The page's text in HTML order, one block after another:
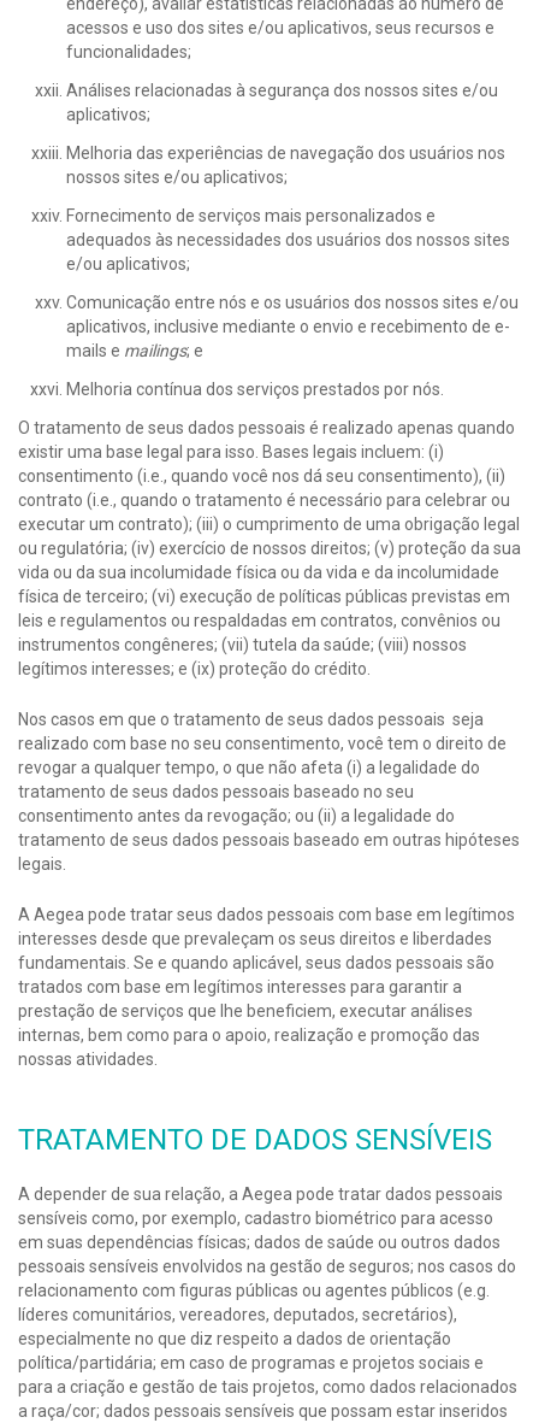
acessos e uso dos sites e/ou aplicativos, seus recursos e
funcionalidades;
Análises relacionadas à segurança dos nossos sites e/ou
aplicativos;
Melhoria das experiências de navegação dos usuários nos
nossos sites e/ou aplicativos;
Fornecimento de serviços mais personalizados e
adequados às necessidades dos usuários dos nossos sites
e/ou aplicativos;
Comunicação entre nós e os usuários dos nossos sites e/ou
aplicativos, inclusive mediante o envio e recebimento de e-
mails e mailings; e
Melhoria contínua dos serviços prestados por nós.
O tratamento de seus dados pessoais é realizado apenas quando
existir uma base legal para isso. Bases legais incluem: (i)
consentimento (i.e., quando você nos dá seu consentimento), (ii)
contrato (i.e., quando o tratamento é necessário para celebrar ou
executar um contrato); (iii) o cumprimento de uma obrigação legal
ou regulatória; (iv) exercício de nossos direitos; (v) proteção da sua
vida ou da sua incolumidade física ou da vida e da incolumidade
física de terceiro; (vi) execução de políticas públicas previstas em
leis e regulamentos ou respaldadas em contratos, convênios ou
instrumentos congêneres; (vii) tutela da saúde; (viii) nossos
legítimos interesses; e (ix) proteção do crédito.
Nos casos em que o tratamento de seus dados pessoais seja
realizado com base no seu consentimento, você tem o direito de
revogar a qualquer tempo, o que não afeta (i) a legalidade do
tratamento de seus dados pessoais baseado no seu
consentimento antes da revogação; ou (ii) a legalidade do
tratamento de seus dados pessoais baseado em outras hipóteses
legais.
A Aegea pode tratar seus dados pessoais com base em legítimos
interesses desde que prevaleçam os seus direitos e liberdades
fundamentais. Se e quando aplicável, seus dados pessoais são
tratados com base em legítimos interesses para garantir a
prestação de serviços que lhe beneficiem, executar análises
internas, bem como para o apoio, realização e promoção das
nossas atividades.
TRATAMENTO DE DADOS SENSÍVEIS
A depender de sua relação, a Aegea pode tratar dados pessoais
sensíveis como, por exemplo, cadastro biométrico para acesso
em suas dependências físicas; dados de saúde ou outros dados
pessoais sensíveis envolvidos na gestão de seguros; nos casos do
relacionamento com figuras públicas ou agentes públicos (e.g.
líderes comunitários, vereadores, deputados, secretários),
especialmente no que diz respeito a dados de orientação
política/partidária; em caso de programas e projetos sociais e
para a criação e gestão de tais projetos, como dados relacionados
a raça/cor; dados pessoais sensíveis que possam estar inseridos